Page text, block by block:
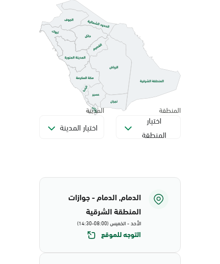
المنطقة
اختيار
المنطقة
المدينة
اختيار المدينة
الدمام, الدمام - جوازات
المنطقة الشرقية
الأحد - الخميس (08:00-14:30)
التوجه للموقع